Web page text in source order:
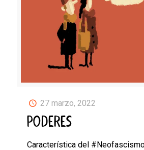
27 marzo, 2022
PODERES
Característica del